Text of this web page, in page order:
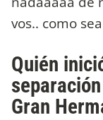
vos.. como
Quién
Gran